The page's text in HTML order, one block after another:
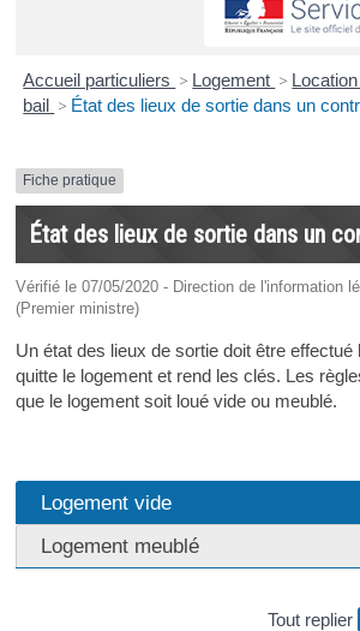
Accueil particuliers > Logement >
bail > État des lieux de sortie dans un
Fiche pratique
État des lieux de sortie dans un
Vérifié le 07/05/2020 - Direction de l'information
(Premier ministre)
Un état des lieux de sortie doit être effectué
quitte le logement et rend les clés. Les
que le logement soit loué vide ou meublé.
Logement vide
Logement meublé
Tout replier